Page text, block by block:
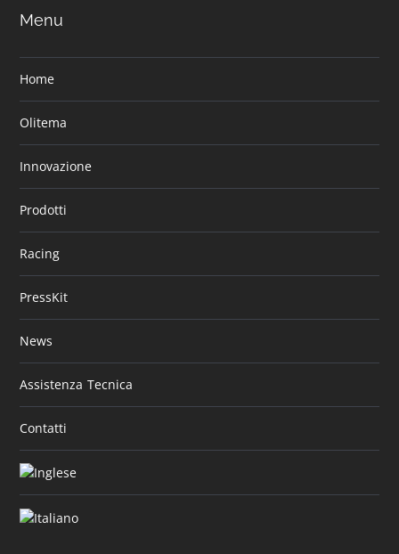
Menu
Home
Olitema
Innovazione
Prodotti
Racing
PressKit
News
Assistenza Tecnica
Contatti